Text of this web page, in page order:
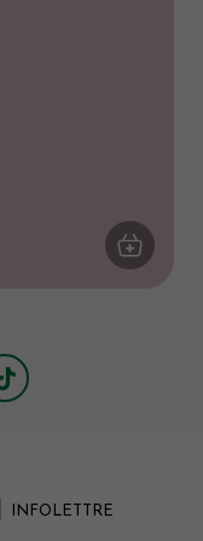
AJOUTER
INFOLETTRE